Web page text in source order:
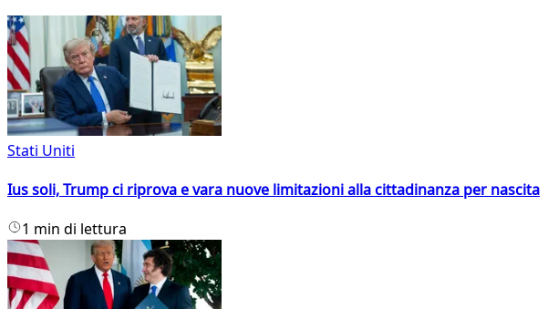
Stati Uniti
Ius soli, Trump ci riprova e vara nuove limitazioni alla cittadinanza per nascita
1 min di lettura